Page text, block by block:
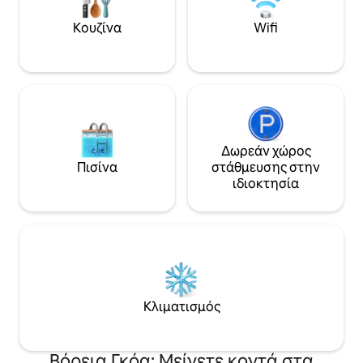
αυτοκίνητο από το Μόρτζιμ, το Ασβέμ,
το Καντολίμ και το Μπάγκα, αυτή η
συγκρότημα, με 24ωρη ασφάλεια,
και τη νυχτερινή
απολαμβάνοντας
πτυχές δύο
διαμονή χωρίς
Κουζίνα Wifi
Πισίνα
Δωρεάν χώρος
στάθμευσης στην
ιδιοκτησία
Κλιματισμός